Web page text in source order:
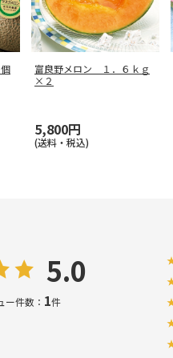
富良野メロン １．６ｋｇ
×２
5,800円
(送料・税込)
5.0
ー件数： 1件